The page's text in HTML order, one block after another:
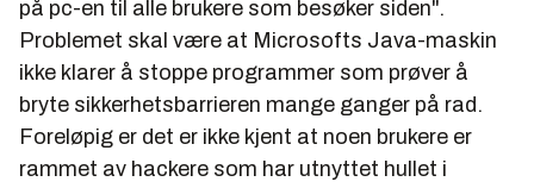
på pc-en til alle brukere som besøker siden".
Problemet skal være at Microsofts Java-maskin
ikke klarer å stoppe programmer som prøver å
bryte sikkerhetsbarrieren mange ganger på rad.
Foreløpig er det er ikke kjent at noen brukere er
rammet av hackere som har utnyttet hullet i